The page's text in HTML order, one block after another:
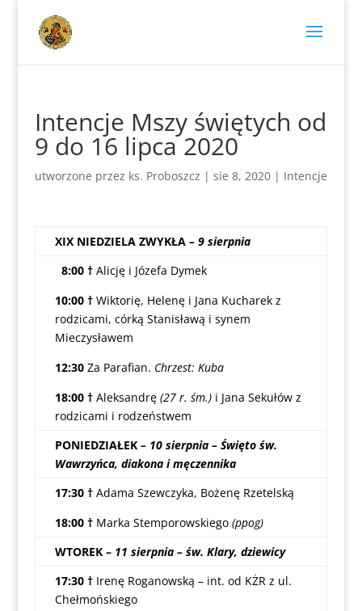
Intencje Mszy świętych od
9 do 16 lipca 2020
utworzone przez ks. Proboszcz | sie 8, 2020| Intencje
XIX NIEDZIELA ZWYKŁA – 9 sierpnia
8:00 † Alicję i Józefa Dymek
10:00 † Wiktorię, Helenę i Jana Kucharek z
rodzicami, córką Stanisławą i synem
Mieczysławem
12:30Za Parafian. Chrzest: Kuba
18:00 † Aleksandrę (27 r. śm.)i Jana Sekułów z
rodzicami i rodzeństwem
PONIEDZIAŁEK – 10 sierpnia – Święto św.
Wawrzyńca, diakona i męczennika
17:30 † Adama Szewczyka, Bożenę Rzetelską
18:00 † Marka Stemporowskiego (ppog)
WTOREK – 11 sierpnia – św. Klary, dziewicy
17:30 † Irenę Roganowską – int. od KŻR z ul.
Chełmońskiego